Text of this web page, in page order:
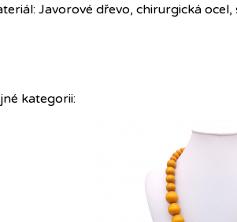
Javorové dřevo, chirurgická
kategorii: